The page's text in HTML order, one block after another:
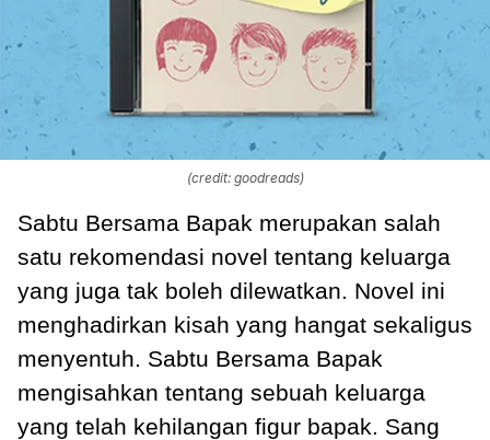
(credit: goodreads)
Sabtu Bersama Bapak merupakan salah
satu rekomendasi novel tentang keluarga
yang juga tak boleh dilewatkan. Novel ini
menghadirkan kisah yang hangat sekaligus
menyentuh. Sabtu Bersama Bapak
mengisahkan tentang sebuah keluarga
yang telah kehilangan figur bapak. Sang